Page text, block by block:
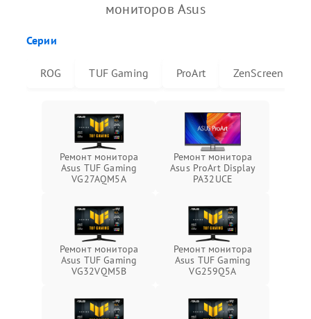
мониторов Asus
Серии
ROG TUF Gaming ProArt ZenScreen
Ремонт монитора
Asus TUF Gaming
VG27AQM5A
Ремонт монитора
Asus ProArt Display
PA32UCE
Ремонт монитора
Asus TUF Gaming
VG32VQM5B
Ремонт монитора
Asus TUF Gaming
VG259Q5A